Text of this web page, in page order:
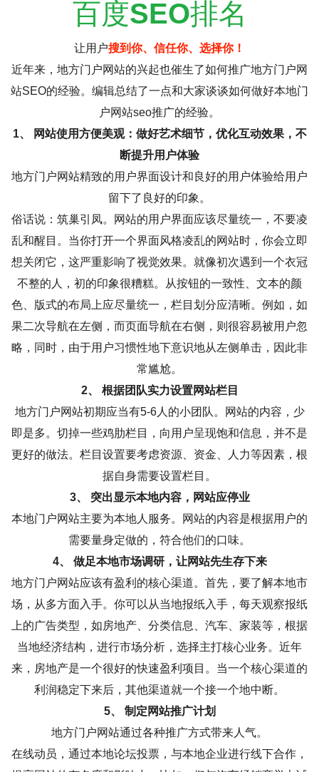
百度SEO排名
让用户搜到你、信任你、选择你！
近年来，地方门户网站的兴起也催生了如何推广地方门户网
站SEO的经验。编辑总结了一点和大家谈谈如何做好本地门
户网站seo推广的经验。
1、 网站使用方便美观：做好艺术细节，优化互动效果，不
断提升用户体验
地方门户网站精致的用户界面设计和良好的用户体验给用户
留下了良好的印象。
俗话说：筑巢引凤。网站的用户界面应该尽量统一，不要凌
乱和醒目。当你打开一个界面风格凌乱的网站时，你会立即
想关闭它，这严重影响了视觉效果。就像初次遇到一个衣冠
不整的人，初的印象很糟糕。从按钮的一致性、文本的颜
色、版式的布局上应尽量统一，栏目划分应清晰。例如，如
果二次导航在左侧，而页面导航在右侧，则很容易被用户忽
略，同时，由于用户习惯性地下意识地从左侧单击，因此非
常尴尬。
2、 根据团队实力设置网站栏目
地方门户网站初期应当有5-6人的小团队。网站的内容，少
即是多。切掉一些鸡肋栏目，向用户呈现饱和信息，并不是
更好的做法。栏目设置要考虑资源、资金、人力等因素，根
据自身需要设置栏目。
3、 突出显示本地内容，网站应停业
本地门户网站主要为本地人服务。网站的内容是根据用户的
需要量身定做的，符合他们的口味。
4、 做足本地市场调研，让网站先生存下来
地方门户网站应该有盈利的核心渠道。首先，要了解本地市
场，从多方面入手。你可以从当地报纸入手，每天观察报纸
上的广告类型，如房地产、分类信息、汽车、家装等，根据
当地经济结构，进行市场分析，选择主打核心业务。近年
来，房地产是一个很好的快速盈利项目。当一个核心渠道的
利润稳定下来后，其他渠道就一个接一个地中断。
5、 制定网站推广计划
地方门户网站通过各种推广方式带来人气。
在线动员，通过本地论坛投票，与本地企业进行线下合作，